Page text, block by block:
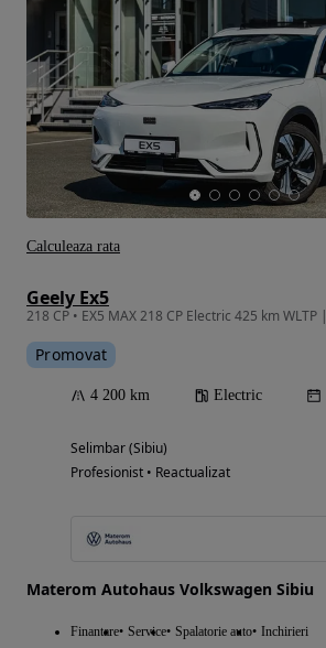
Geely Ex5
Promovat
4 200 km Electric
Selimbar (Sibiu)
Profesionist • Reactualizat
Materom Autohaus Volkswagen Sibiu
Finantare Service Spalatorie auto Inchirieri
Calculeaza rata